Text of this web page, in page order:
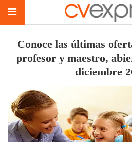
Conoce las últimas
profesor y maestro,
diciembre